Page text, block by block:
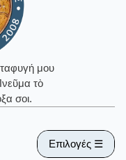
μου
τὸ
σοι.
Επιλογές ☰